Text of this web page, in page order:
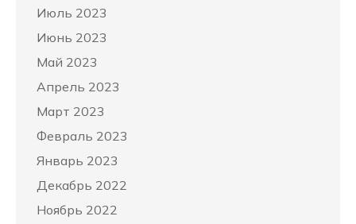
Июль 2023
Июнь 2023
Май 2023
Апрель 2023
Март 2023
Февраль 2023
Январь 2023
Декабрь 2022
Ноябрь 2022